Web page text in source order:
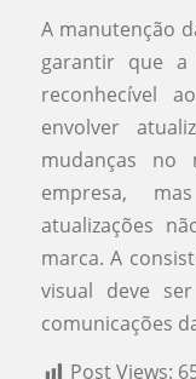
A manutenção
garantir que a
reconhecível
envolver
mudanças no
empresa,
atualizações
marca. A
visual deve
comunicações
Post Views: